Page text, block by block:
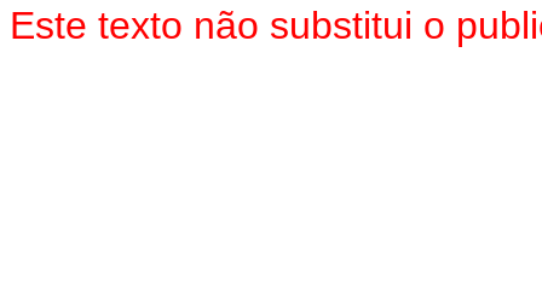
Este texto não substitui o